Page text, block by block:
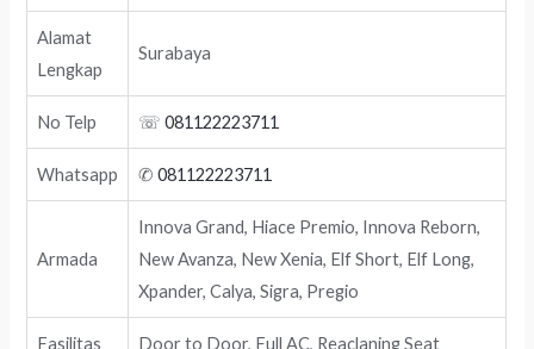
Alamat
Lengkap
Surabaya
No Telp ☏081122223711
Whatsapp ✆081122223711
Armada
Innova Grand, Hiace Premio, Innova Reborn,
New Avanza, New Xenia, Elf Short, Elf Long,
Xpander, Calya, Sigra, Pregio
Fasilitas Door to Door, Full AC, Reaclaning Seat